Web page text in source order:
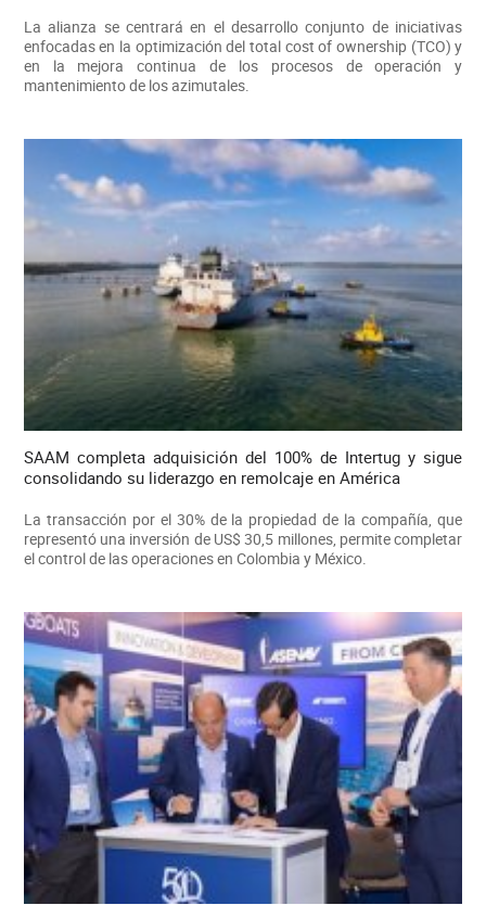
La alianza se centrará en el desarrollo conjunto de iniciativas
enfocadas en la optimización del total cost of ownership (TCO) y
en la mejora continua de los procesos de operación y
mantenimiento de los azimutales.
SAAM completa adquisición del 100% de Intertug y sigue
consolidando su liderazgo en remolcaje en América
La transacción por el 30% de la propiedad de la compañía, que
representó una inversión de US$ 30,5 millones, permite completar
el control de las operaciones en Colombia y México.